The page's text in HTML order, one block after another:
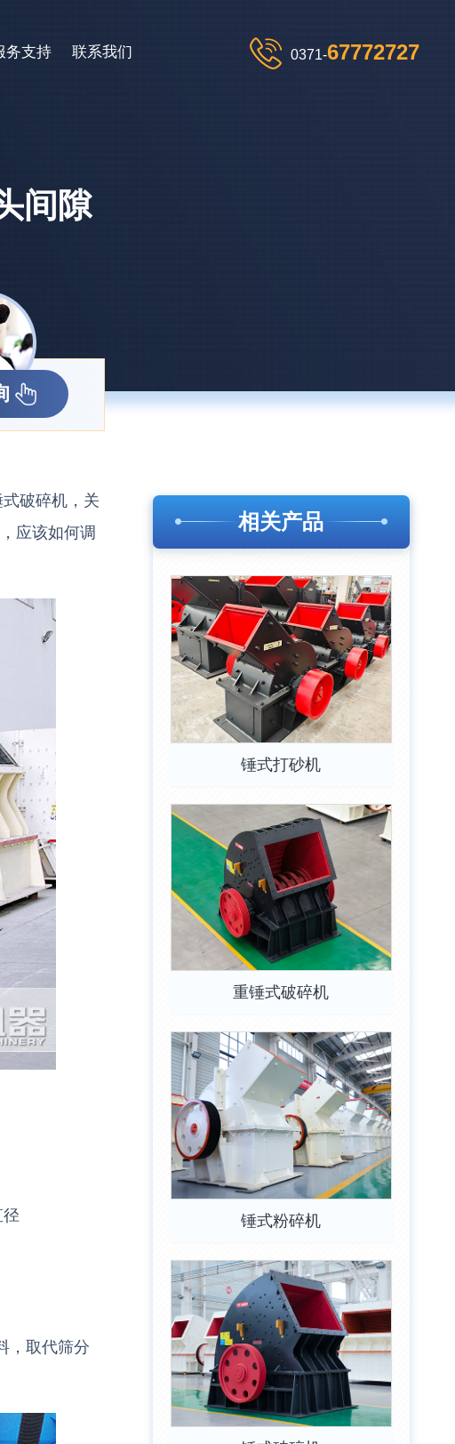
务支持 联系我们 0371-67772727
间隙
破碎机，关
应该如何调
径
，取代筛分
相关产品
锤式打砂机
重锤式破碎机
锤式粉碎机